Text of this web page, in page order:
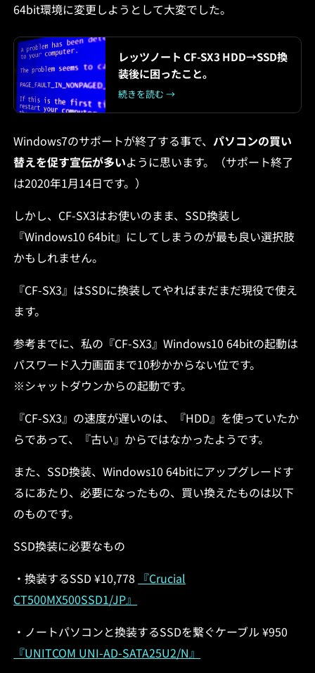
64bit環境に変更しようとして大変でした。
レッツノート CF-SX3 HDD→SSD換
装後に困ったこと。
続きを読む →
Windows7のサポートが終了する事で、パソコンの買い
替えを促す宣伝が多いように思います。（サポート終了
は2020年1月14日です。）
しかし、CF-SX3はお使いのまま、SSD換装し
『Windows10 64bit』にしてしまうのが最も良い選択肢
かもしれません。
『CF-SX3』はSSDに換装してやればまだまだ現役で使え
ます。
参考までに、私の『CF-SX3』Windows10 64bitの起動は
パスワード入力画面まで10秒かからない位です。
※シャットダウンからの起動です。
『CF-SX3』の速度が遅いのは、『HDD』を使っていたか
らであって、『古い』からではなかったようです。
また、SSD換装、Windows10 64bitにアップグレードす
るにあたり、必要になったもの、買い換えたものは以下
のものです。
SSD換装に必要なもの
・換装するSSD ¥10,778 『Crucial
CT500MX500SSD1/JP』
・ノートパソコンと換装するSSDを繋ぐケーブル ¥950
『UNITCOM UNI-AD-SATA25U2/N』